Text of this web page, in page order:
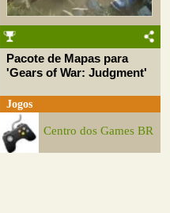
Pacote de Mapas para
'Gears of War: Judgment'
Jogos
Centro dos Games BR